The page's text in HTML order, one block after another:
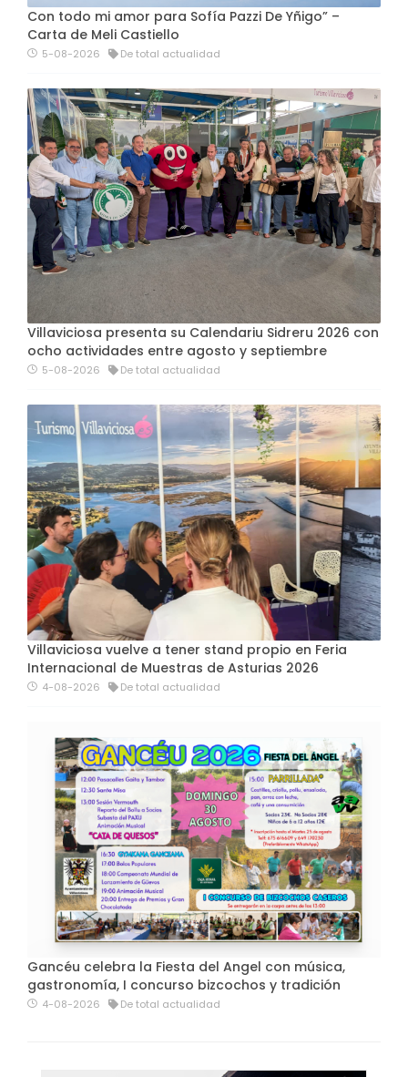
Con todo mi amor para Sofía Pazzi De Yñigo” –
Carta de Meli Castiello
5-08-2026 De total actualidad
Villaviciosa presenta su Calendariu Sidreru 2026 con
ocho actividades entre agosto y septiembre
5-08-2026 De total actualidad
Villaviciosa vuelve a tener stand propio en Feria
Internacional de Muestras de Asturias 2026
4-08-2026 De total actualidad
Gancéu celebra la Fiesta del Angel con música,
gastronomía, I concurso bizcochos y tradición
4-08-2026 De total actualidad